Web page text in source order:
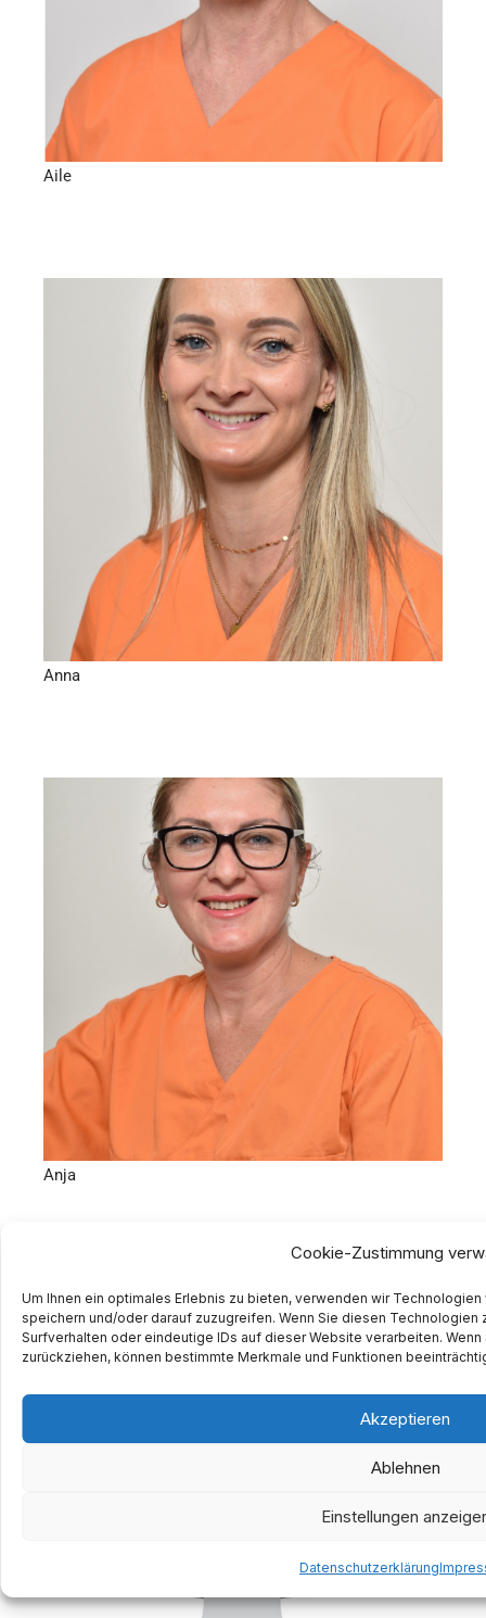
Cookie-Zustimmung
Um Ihnen ein optimales Erlebnis zu bieten, verwenden wir
speichern und/oder darauf zuzugreifen. Wenn Sie diesen Technologien
Surfverhalten oder eindeutige IDs auf dieser Website verarbeiten.
zurückziehen, können bestimmte Merkmale und Funktionen
Akzeptieren
Ablehnen
Einstellungen
Datenschutzerklärung
Aile
Praxislabor
Anna
Praxislabor
Anja